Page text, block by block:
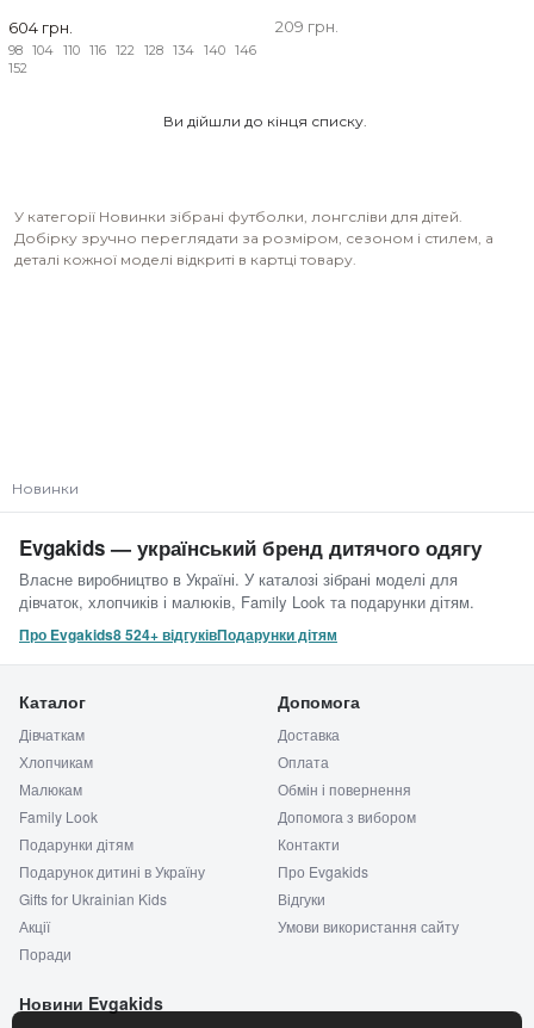
604 грн.
98 104 110 116 122 128 134 140
146
152
209 грн.
Ви дійшли до кінця списку.
У категорії Новинки зібрані футболки, лонгсліви для дітей.
Добірку зручно переглядати за розміром, сезоном і стилем, а
деталі кожної моделі відкриті в картці товару.
Новинки
Evgakids — український бренд дитячого одягу
Власне виробництво в Україні. У каталозі зібрані моделі для
дівчаток, хлопчиків і малюків, Family Look та подарунки дітям.
Про Evgakids8 524+ відгуківПодарунки дітям
Каталог
Дівчаткам
Хлопчикам
Малюкам
Family Look
Подарунки дітям
Подарунок дитині в Україну
Gifts for Ukrainian Kids
Акції
Поради
Допомога
Доставка
Оплата
Обмін і повернення
Допомога з вибором
Контакти
Про Evgakids
Відгуки
Умови використання сайту
Новини Evgakids